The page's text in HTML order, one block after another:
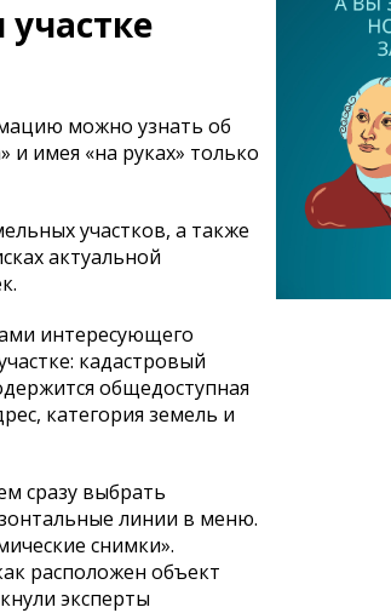
можно узнать об
имея «на руках» только
участков, а также
актуальной
интересующего
кадастровый
общедоступная
категория земель и
сразу выбрать
линии в меню.
снимки».
расположен объект
эксперты